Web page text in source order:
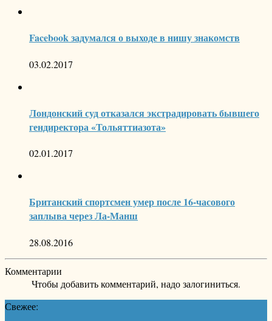
Facebook задумался о выходе в нишу знакомств
03.02.2017
Лондонский суд отказался экстрадировать бывшего
гендиректора «Тольяттиазота»
02.01.2017
Британский спортсмен умер после 16-часового
заплыва через Ла-Манш
28.08.2016
Комментарии
Чтобы добавить комментарий, надо залогиниться.
Свежее: